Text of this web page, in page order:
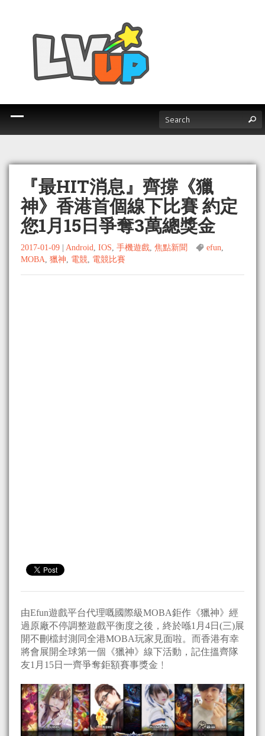
『最HIT消息』齊撐《獵
神》香港首個線下比賽 約定
您1月15日爭奪3萬總獎金
2017-01-09 Android, IOS, 手機遊戲, 焦點新聞 efun,
MOBA, 獵神, 電競, 電競比賽
由Efun遊戲平台代理嘅國際級MOBA鉅作《獵神》經
過原廠不停調整遊戲平衡度之後，終於喺1月4日(三)展
開不刪檔封測同全港MOBA玩家見面啦。而香港有幸
將會展開全球第一個《獵神》線下活動，記住搵齊隊
友1月15日一齊爭奪鉅額賽事獎金﹗